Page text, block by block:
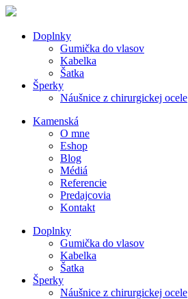
Doplnky
Gumička do vlasov
Kabelka
Šatka
Šperky
Náušnice z chirurgickej ocele
Kamenská
O mne
Eshop
Blog
Médiá
Referencie
Predajcovia
Kontakt
Doplnky
Gumička do vlasov
Kabelka
Šatka
Šperky
Náušnice z chirurgickej ocele